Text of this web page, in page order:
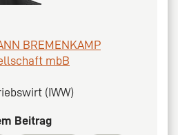
BREMENKAMP
mbB
(IWW)
Beitrag